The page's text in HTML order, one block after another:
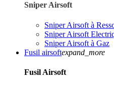
Sniper Airsoft
Sniper Airsoft à
Sniper Airsoft
Sniper Airsoft à Gaz
Fusil airsoftexpand_more
Fusil Airsoft